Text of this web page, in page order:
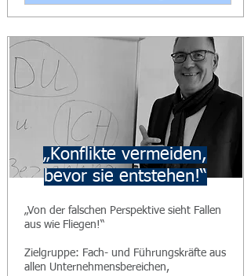
„Konflikte vermeiden,
bevor sie entstehen!“
„Von der falschen Perspektive sieht Fallen
aus wie Fliegen!“
Zielgruppe: Fach- und Führungskräfte aus
allen Unternehmensbereichen,